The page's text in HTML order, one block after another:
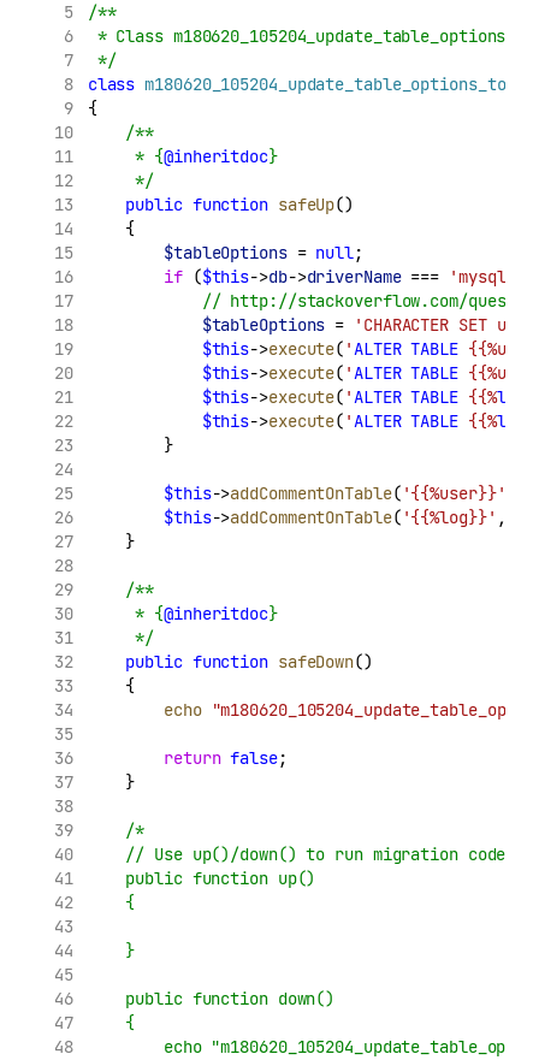
/**
* Class
*/
class
{
/**
     * {
@inheritdoc}
     */
public function safeUp()
    {
$tableOptions = null;
if ($this->db->driverName === 'mysql'
// http://stackoverflow.com/
$tableOptions =
'CHARACTER SET
$this->execute( 'ALTER TABLE {{%user}}
$this->execute( 'ALTER TABLE
$this->execute( 'ALTER TABLE {{%log
$this->execute( 'ALTER TABLE {{%log
        }
$this->addCommentOnTable( '{{%user}}'
$this->addCommentOnTable( '{{%log}}' ,
    }
/**
     * {
@inheritdoc}
     */
public function safeDown()
    {
echo
return false;
    }
/*
// Use up()/down() to run migration code
    public function up()
    {
    }
    public function down()
    {
echo